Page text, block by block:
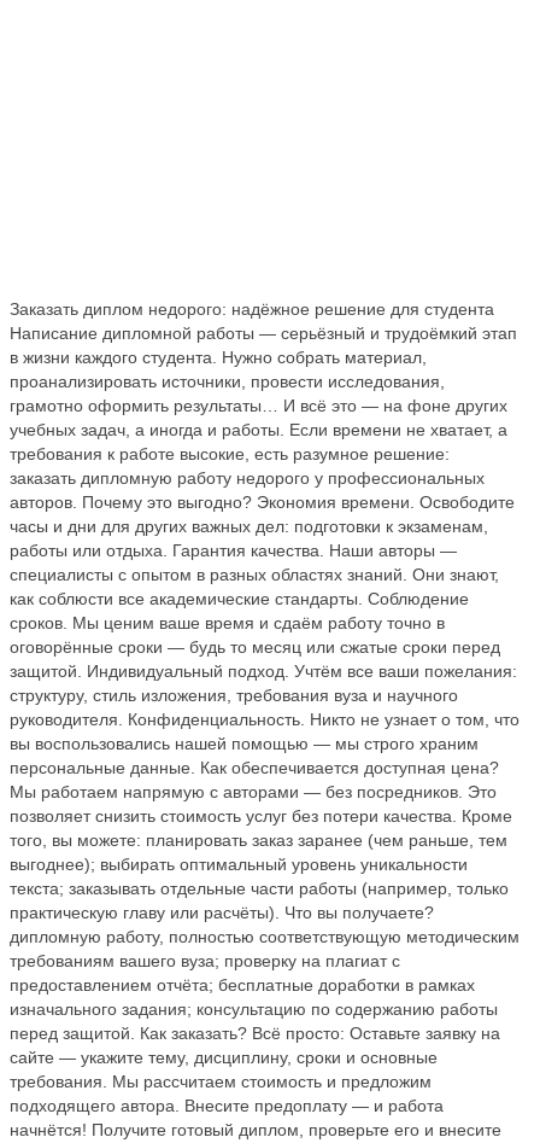
Заказать диплом недорого: надёжное решение для студента
Написание дипломной работы — серьёзный и трудоёмкий этап
в жизни каждого студента. Нужно собрать материал,
проанализировать источники, провести исследования,
грамотно оформить результаты… И всё это — на фоне других
учебных задач, а иногда и работы. Если времени не хватает, а
требования к работе высокие, есть разумное решение:
заказать дипломную работу недорого у профессиональных
авторов. Почему это выгодно? Экономия времени. Освободите
часы и дни для других важных дел: подготовки к экзаменам,
работы или отдыха. Гарантия качества. Наши авторы —
специалисты с опытом в разных областях знаний. Они знают,
как соблюсти все академические стандарты. Соблюдение
сроков. Мы ценим ваше время и сдаём работу точно в
оговорённые сроки — будь то месяц или сжатые сроки перед
защитой. Индивидуальный подход. Учтём все ваши пожелания:
структуру, стиль изложения, требования вуза и научного
руководителя. Конфиденциальность. Никто не узнает о том, что
вы воспользовались нашей помощью — мы строго храним
персональные данные. Как обеспечивается доступная цена?
Мы работаем напрямую с авторами — без посредников. Это
позволяет снизить стоимость услуг без потери качества. Кроме
того, вы можете: планировать заказ заранее (чем раньше, тем
выгоднее); выбирать оптимальный уровень уникальности
текста; заказывать отдельные части работы (например, только
практическую главу или расчёты). Что вы получаете?
дипломную работу, полностью соответствующую методическим
требованиям вашего вуза; проверку на плагиат с
предоставлением отчёта; бесплатные доработки в рамках
изначального задания; консультацию по содержанию работы
перед защитой. Как заказать? Всё просто: Оставьте заявку на
сайте — укажите тему, дисциплину, сроки и основные
требования. Мы рассчитаем стоимость и предложим
подходящего автора. Внесите предоплату — и работа
начнётся! Получите готовый диплом, проверьте его и внесите